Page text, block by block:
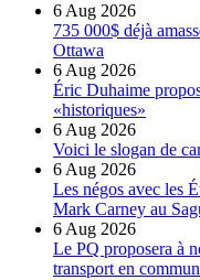
6 Aug 2026
735 000$ déjà
Ottawa
6 Aug 2026
Éric Duhaime
«historiques»
6 Aug 2026
Voici le slogan de
6 Aug 2026
Les négos avec les
Mark Carney au
6 Aug 2026
Le PQ proposera à
transport en commun